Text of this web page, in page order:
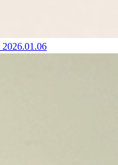
2026.01.06